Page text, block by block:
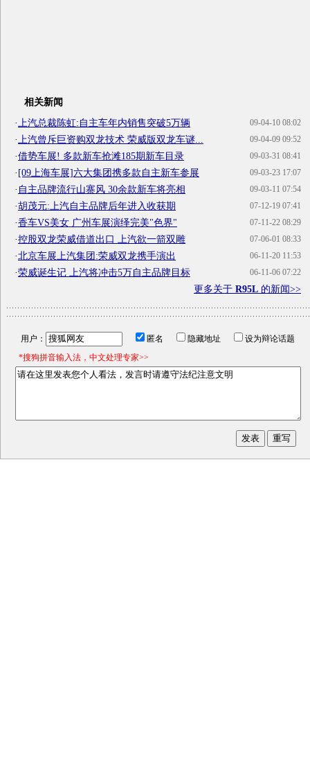
相关新闻
09-04-10 08:02
· 上汽总裁陈虹:自主车年内销售突破5万辆
09-04-09 09:52
· 上汽曾斥巨资购双龙技术 荣威版双龙车谜...
09-03-31 08:41
·借势车展! 多款新车抢滩185期新车目录
09-03-23 17:07
·[09上海车展]六大集团携多款自主新车参展
09-03-11 07:54
· 自主品牌流行山寨风 30余款新车将亮相
07-12-19 07:41
·胡茂元:上汽自主品牌后年进入收获期
07-11-22 08:29
·香车VS美女 广州车展演绎完美"色界"
07-06-01 08:33
·控股双龙荣威借道出口 上汽欲一箭双雕
06-11-20 11:53
·北京车展上汽集团:荣威双龙携手演出
06-11-06 07:22
·荣威诞生记 上汽将冲击5万自主品牌目标
更多关于 R95L 的新闻>>
用户： 匿名 隐藏地址
设为辩论话题
*搜狗拼音输入法，中文处理专家>>